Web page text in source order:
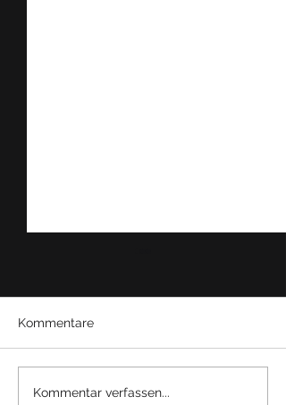
Review: Amex Centurion
Kommentare
Kommentar verfassen...